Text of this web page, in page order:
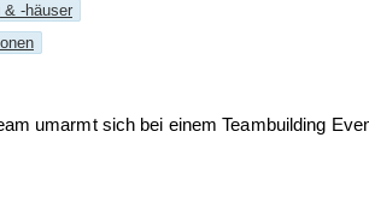
& -häuser